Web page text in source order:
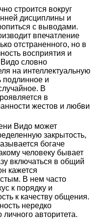
строится вокруг
дисциплины и
с выводами.
впечатление
отстраненного, но в
восприятия и
словно
на интеллектуальную
подлинное и
В
в
жестов и любви
Видо может
закрытость,
богаче
человеку бывает
включаться в общий
кажется
В нем часто
к порядку и
к качеству общения.
нередко
личного авторитета.